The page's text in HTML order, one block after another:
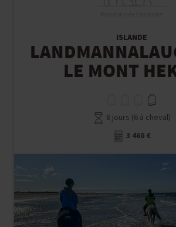
ISLANDE
LE MONT
8 jours (6 à cheval)
3 460 €